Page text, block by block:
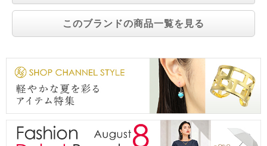
このブランドの商品一覧を見る